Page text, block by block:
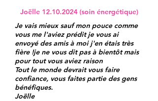
Joëlle 12.10.2024(soin énergétique)
Je vais mieux sauf mon pouce comme
vous me l'aviez prédit je vous ai
envoyé des amis à moi j'en étais très
fière !je ne vous dit pas à bientôt mais
pour tout vous aviez raison
Tout le monde devrait vous faire
confiance, vous faites partie des gens
bénéfiques.
Joëlle